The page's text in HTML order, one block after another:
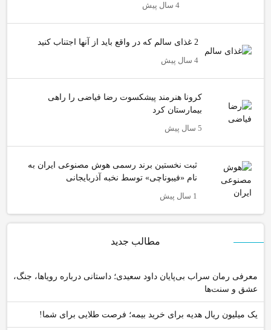
4 سال پیش
2 غذای سالم که در واقع باید از آنها اجتناب کنید
4 سال پیش
کرونا هنرمند پیشکسوت رضا فیاضی را راهی
بیمارستان کرد
5 سال پیش
ثبت نخستین برند رسمی هوش مصنوعی ایران به
نام «فیبوناچی» توسط نخبه آذربایجانی
1 سال پیش
مطالب جدید
معرفی رمان سراب بی‌پایان داود سعیدی؛ داستانی درباره رویاها، جنگ،
عشق و سنت‌ها
یک میلیون ریال هدیه برای خرید بیمه؛ فرصت طلایی برای شما!